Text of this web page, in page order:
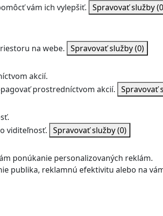
vám ich vylepšiť. Spravovať služby
na webe. Spravovať služby(0)
akcií.
prostredníctvom akcií. Spravovať
viditeľnosť. Spravovať služby(0)
ponúkanie personalizovaných reklám.
publika, reklamnú efektivitu alebo na